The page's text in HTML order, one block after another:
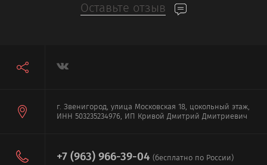
Оставьте отзыв
г. Звенигород, улица Московская 18, цокольный этаж,
ИНН 503235234976, ИП Кривой Дмитрий Дмитриевич
+7 (963) 966-39-04 (бесплатно по России)